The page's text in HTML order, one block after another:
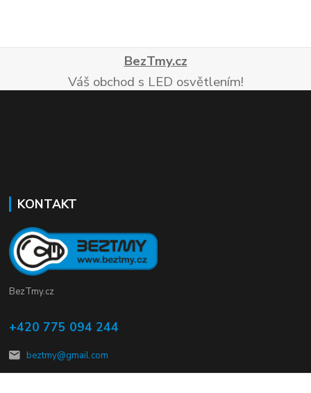
BezTmy.cz
Váš obchod s LED osvětlením!
KONTAKT
BezTmy.cz
+420 775 094 244
beztmy@gmail.com